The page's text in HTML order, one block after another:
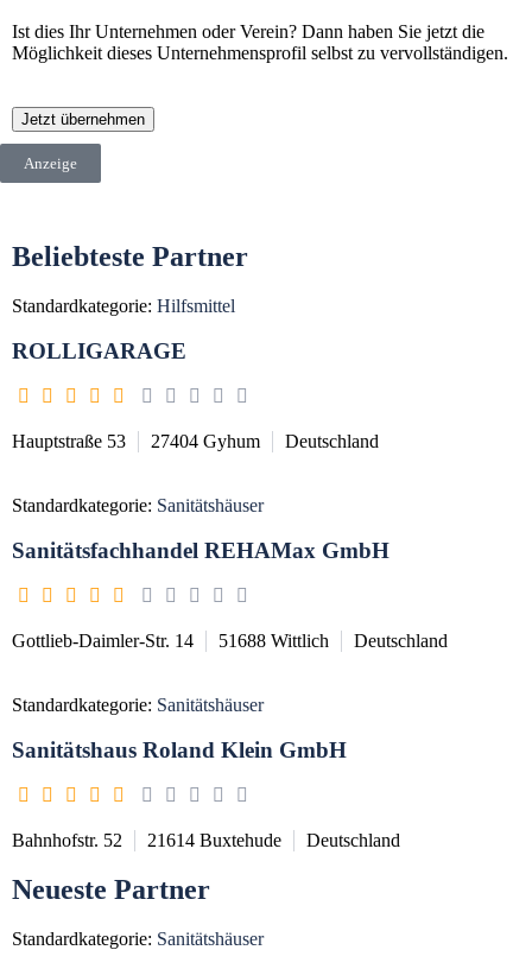
Ist dies Ihr Unternehmen oder Verein? Dann haben Sie jetzt die
Möglichkeit dieses Unternehmensprofil selbst zu vervollständigen.
Jetzt übernehmen
Anzeige
Beliebteste Partner
Standardkategorie: Hilfsmittel
ROLLIGARAGE
Hauptstraße 53 27404 Gyhum Deutschland
Standardkategorie: Sanitätshäuser
Sanitätsfachhandel REHAMax GmbH
Gottlieb-Daimler-Str. 14 51688 Wittlich Deutschland
Standardkategorie: Sanitätshäuser
Sanitätshaus Roland Klein GmbH
Bahnhofstr. 52 21614 Buxtehude Deutschland
Neueste Partner
Standardkategorie: Sanitätshäuser